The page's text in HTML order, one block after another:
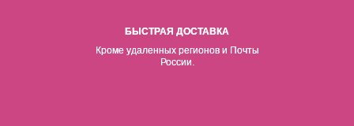
БЫСТРАЯ ДОСТАВКА
Кроме удаленных регионов и Почты
России.